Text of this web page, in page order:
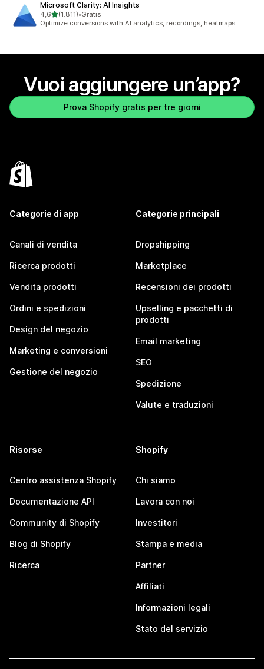
Microsoft Clarity: AI Insights
4,6stelle su 5
(1.811)
1811 recensioni totali
•Gratis
Optimize conversions with AI analytics, recordings, heatmaps
Vuoi aggiungere un’app?
Prova Shopify gratis per tre giorni
Categorie di app
Canali di vendita
Ricerca prodotti
Vendita prodotti
Ordini e spedizioni
Design del negozio
Marketing e conversioni
Gestione del negozio
Categorie principali
Dropshipping
Marketplace
Recensioni dei prodotti
Upselling e pacchetti di
prodotti
Email marketing
SEO
Spedizione
Valute e traduzioni
Risorse
Centro assistenza Shopify
Documentazione API
Community di Shopify
Blog di Shopify
Ricerca
Shopify
Chi siamo
Lavora con noi
Investitori
Stampa e media
Partner
Affiliati
Informazioni legali
Stato del servizio